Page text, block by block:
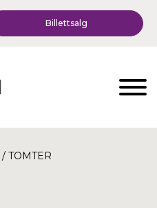
Billettsalg
/ TOMTER